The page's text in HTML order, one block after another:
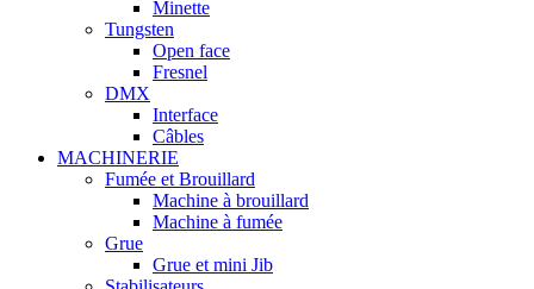
Minette
Tungsten
Open face
Fresnel
DMX
Interface
Câbles
MACHINERIE
Fumée et Brouillard
Machine à brouillard
Machine à fumée
Grue
Grue et mini Jib